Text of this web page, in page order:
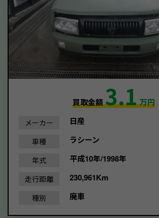
買取金額3.1万円
メーカー 日産
車種 ラシーン
年式 平成10年/1998年
走行距離 230,961Km
種別 廃車